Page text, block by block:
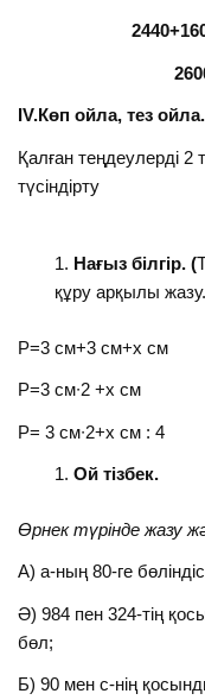
IV.Көп ойла, тез ойла.
Қалған теңдеулерді 2
түсіндірту
Нағыз білгір. (
құру арқылы
Р=3 см+3 см+х см
Р=3 см∙2 +х см
Р= 3 см∙2+х см : 4
Ой тізбек.
Өрнек түрінде жазу
А) а-ның 80-ге
Ә) 984 пен 324-тің
бөл;
Б) 90 мен с-нің